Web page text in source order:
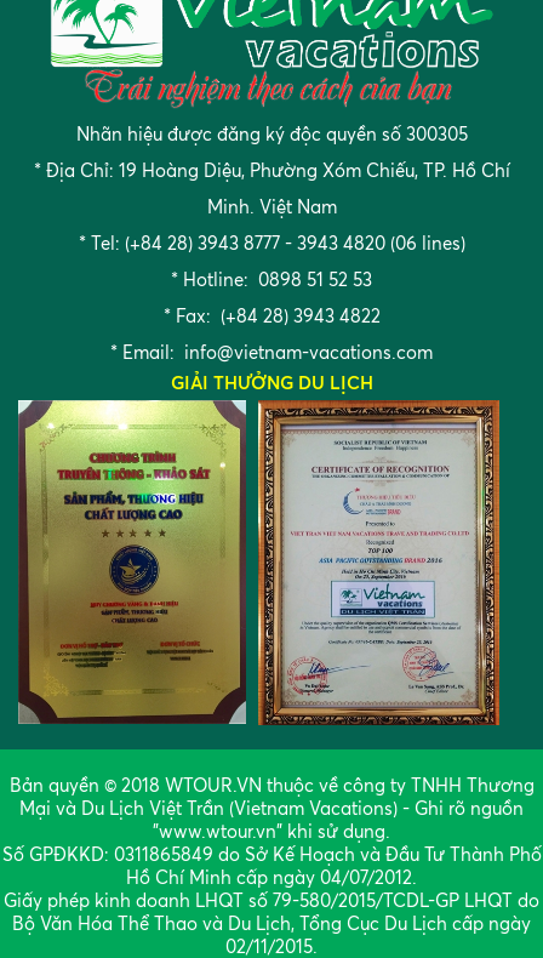
Nhãn hiệu được đăng ký độc quyền số 300305
* Địa Chỉ: 19 Hoàng Diệu, Phường Xóm Chiếu, TP. Hồ Chí
Minh. Việt Nam
* Tel: (+84 28) 3943 8777 - 3943 4820 (06 lines)
* Hotline: 0898 51 52 53
* Fax: (+84 28) 3943 4822
* Email: info@vietnam-vacations.com
GIẢI THƯỞNG DU LỊCH
Bản quyền © 2018 WTOUR.VN thuộc về công ty TNHH Thương
Mại và Du Lịch Việt Trần (Vietnam Vacations) - Ghi rõ nguồn
"www.wtour.vn" khi sử dụng.
Số GPĐKKD: 0311865849 do Sở Kế Hoạch và Đầu Tư Thành Phố
Hồ Chí Minh cấp ngày 04/07/2012.
Giấy phép kinh doanh LHQT số 79-580/2015/TCDL-GP LHQT do
Bộ Văn Hóa Thể Thao và Du Lịch, Tổng Cục Du Lịch cấp ngày
02/11/2015.